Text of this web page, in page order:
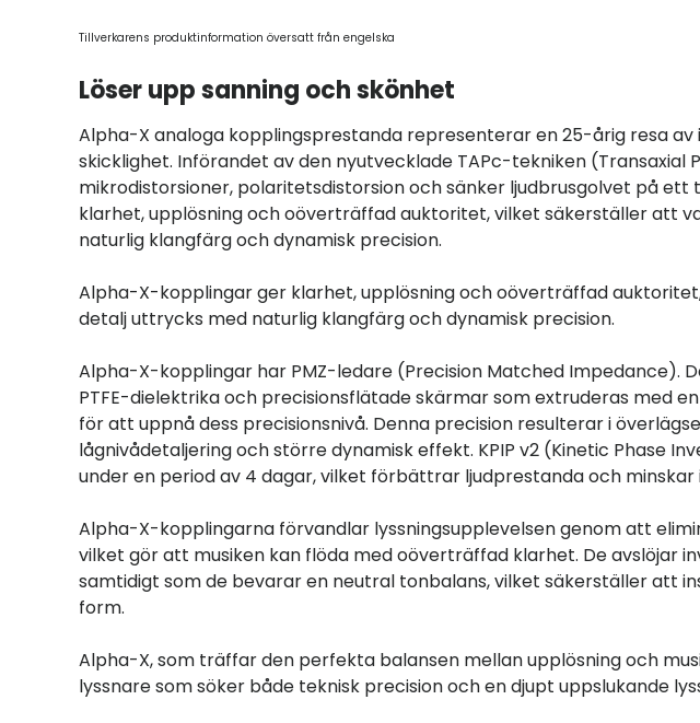
Tillverkarens produktinformation översatt från engelska
Löser upp sanning och skönhet
Alpha-X analoga kopplingsprestanda representerar en 25-årig resa
skicklighet. Införandet av den nyutvecklade TAPc-tekniken (Transaxial
mikrodistorsioner, polaritetsdistorsion och sänker ljudbrusgolvet på
klarhet, upplösning och oöverträffad auktoritet, vilket säkerställer att
naturlig klangfärg och dynamisk precision.
Alpha-X-kopplingar ger klarhet, upplösning och oöverträffad
detalj uttrycks med naturlig klangfärg och dynamisk precision.
Alpha-X-kopplingar har PMZ-ledare (Precision Matched Impedance).
PTFE-dielektrika och precisionsflätade skärmar som extruderas med
för att uppnå dess precisionsnivå. Denna precision resulterar i
lågnivådetaljering och större dynamisk effekt. KPIP v2 (Kinetic Phase
under en period av 4 dagar, vilket förbättrar ljudprestanda och
Alpha-X-kopplingarna förvandlar lyssningsupplevelsen genom att
vilket gör att musiken kan flöda med oöverträffad klarhet. De avslöjar
samtidigt som de bevarar en neutral tonbalans, vilket säkerställer att
form.
Alpha-X, som träffar den perfekta balansen mellan upplösning och
lyssnare som söker både teknisk precision och en djupt uppslukande